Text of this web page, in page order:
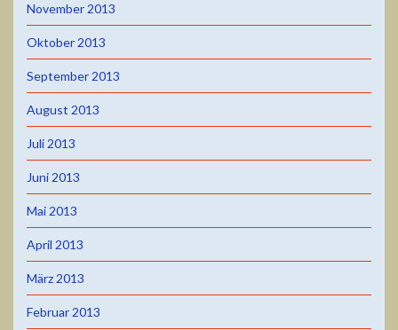
November 2013
Oktober 2013
September 2013
August 2013
Juli 2013
Juni 2013
Mai 2013
April 2013
März 2013
Februar 2013